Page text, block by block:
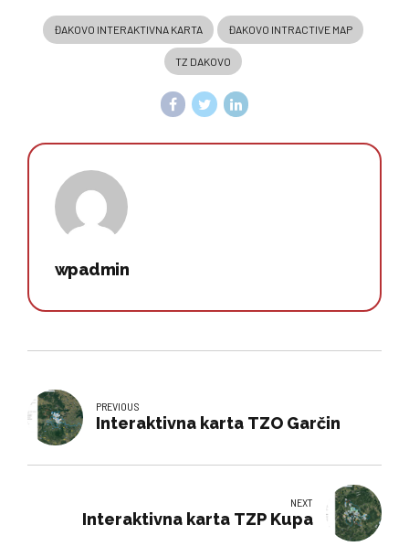
ĐAKOVO INTERAKTIVNA KARTA ĐAKOVO INTRACTIVE MAP
TZ DAKOVO
wpadmin
PREVIOUS
Interaktivna karta TZO Garčin
NEXT
Interaktivna karta TZP Kupa